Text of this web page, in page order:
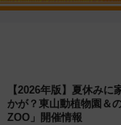
【2026年版】夏休み
かが？東山動植物園＆
ZOO」開催情報